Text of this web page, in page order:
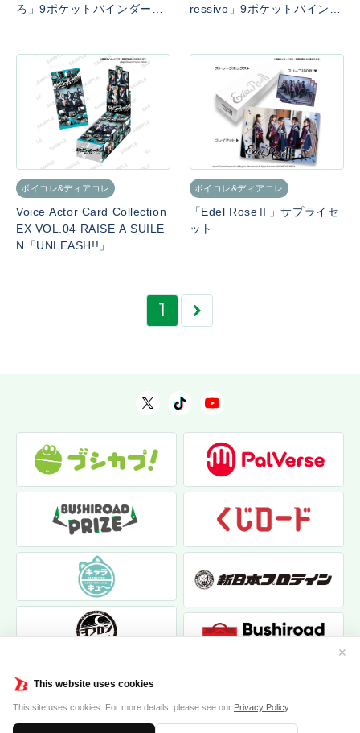
This website uses cookies
This site uses cookies. For more details, please see our Privacy Policy.
✕
ろ」9ポケットバインダー
ressivo」9ポケットバインダ
ボイコレ&ディアコレ
Voice Actor Card Collection
EX VOL.04 RAISE A SUILE
N「UNLEASH!!」
ボイコレ&ディアコレ
「Edel RoseⅡ」サプライセ
ット
1